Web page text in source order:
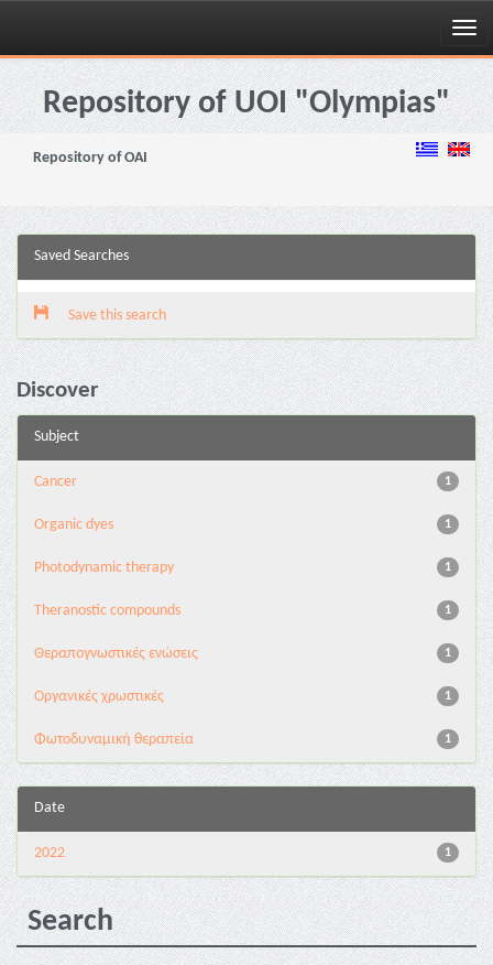
Skip
navigationRepository of UOI "Olympias"
Repository of OAI
Saved Searches
Save this search
Discover
Subject
1
Cancer
1
Organic dyes
1
Photodynamic therapy
1
Theranostic compounds
1
Θεραπογνωστικές ενώσεις
1
Οργανικές χρωστικές
1
Φωτοδυναμική θεραπεία
Date
1
2022
Search